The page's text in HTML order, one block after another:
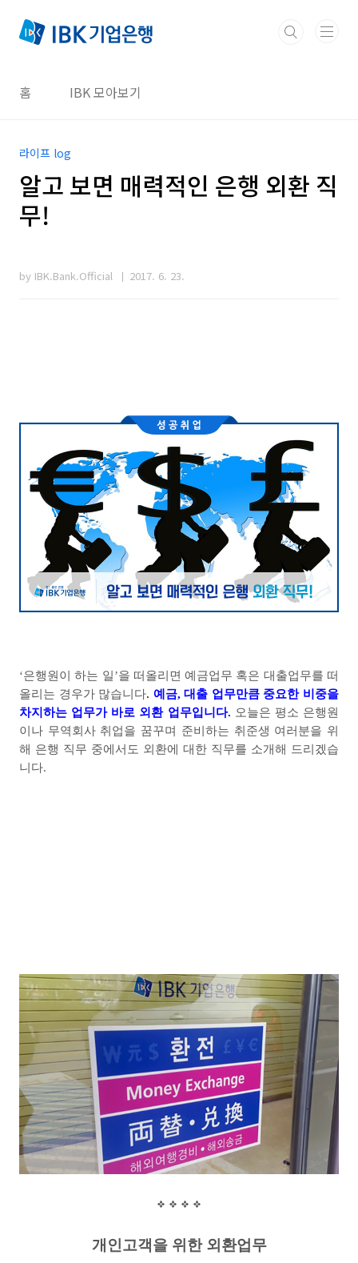
홈 IBK 모아보기
라이프 log
알고 보면 매력적인 은행 외환 직
무!
by IBK.Bank.Official 2017. 6. 23.
‘은행원이 하는 일’을 떠올리면 예금업무 혹은 대출업무를 떠
올리는 경우가 많습니다. 예금,대출 업무만큼 중요한 비중을
차지하는 업무가 바로 외환 업무입니다. 오늘은 평소 은행원
이나 무역회사 취업을 꿈꾸며 준비하는 취준생 여러분을 위
해 은행 직무 중에서도 외환에 대한 직무를 소개해 드리겠습
니다.
개인고객을 위한 외환업무